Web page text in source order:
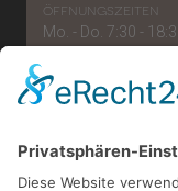
öffnungszeiten
Mo. - Do. 7:30 -
telefonnummer
e-mail